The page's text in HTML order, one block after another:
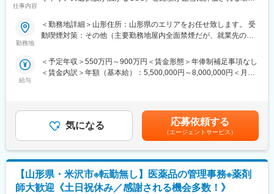
変更の範囲：会社の定める業務
（1）キャリアパス
・社員 → 主任 → 所長 → 課長 → 部長と着実にステップアップが
・年功序列ではなく、実績と姿勢を見て判断
努力やプロセスもしっかり評価される制度があります。
・評価は半年ごとに実施
・個人成績をもとに、業績連動給として毎月の給与に上乗せ
最初は思うように数字が出なくても、続けていく中で評価が積み
上がる仕組みになっています。
■研修制度：
・入社直後～2週間 ： OJT形式で、薬の種類や成分など基礎知識
を身につけます。
仕事内容
【はじめに】
～50代まで幅広く活躍しており、長期就業も叶う環境です。
医師、薬剤師に課題解決するための医薬品情報を提供、副作用情
報を収集を行っていただきます。
《具体的には...》
■新薬のプロモーション
■長期収載品の市場拡大
■ジェネリック医薬品のプロモーション
勤務地
＜勤務地詳細＞山形住所：山形県のエリアをお任せ致します。 受
動喫煙対策：その他（主要勤務地屋内全面禁煙だが、就業先の規
ク含む）
給与
＜予定年収＞550万円～900万円＜賃金形態＞年俸制補足事項なし
＜賃金内訳＞年額（基本給）：5,500,000円～8,000,000円＜月額
度支給）※ただし支給条件有。賃金はあくまでも目安の金額であ
り、選考を通じて上下する可能性があります。月給(月額)は固定手
当を含めた表記です。
気になる 応募依頼する
（エージェントサービス）
【山形県・米沢市※転勤無し】医薬品の管理事務※薬剤
師大歓迎《土日祝休み／感謝される機会多数！》